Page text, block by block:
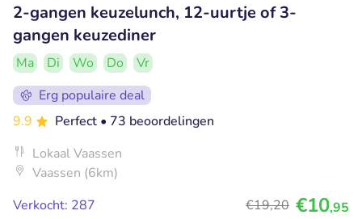
2-gangen keuzelunch, 12-uurtje of 3-
gangen keuzediner
Ma Di Wo Do
Vr
Erg populaire deal
9.9
Perfect • 73 beoordelingen
Lokaal Vaassen
Vaassen (6km)
Verkocht: 287
€19,20 €10,95